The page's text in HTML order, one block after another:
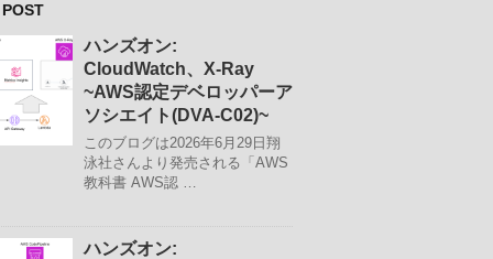
ハンズオン:
CloudWatch、X-Ray
~AWS認定デベロッパーア
ソシエイト(DVA-C02)~
このブログは2026年6月29日翔
泳社さんより発売される「AWS
教科書 AWS認 …
ハンズオン: